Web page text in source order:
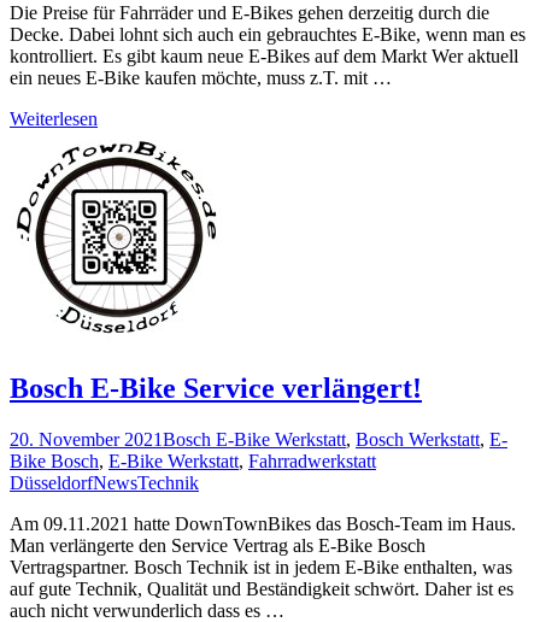
Die Preise für Fahrräder und E-Bikes gehen derzeitig durch die
Decke. Dabei lohnt sich auch ein gebrauchtes E-Bike, wenn man es
kontrolliert. Es gibt kaum neue E-Bikes auf dem Markt Wer aktuell
ein neues E-Bike kaufen möchte, muss z.T. mit …
Weiterlesen
Bosch E-Bike Service verlängert!
20. November 2021Bosch E-Bike Werkstatt, Bosch Werkstatt, E-
Bike Bosch, E-Bike Werkstatt, Fahrradwerkstatt
DüsseldorfNewsTechnik
Am 09.11.2021 hatte DownTownBikes das Bosch-Team im Haus.
Man verlängerte den Service Vertrag als E-Bike Bosch
Vertragspartner. Bosch Technik ist in jedem E-Bike enthalten, was
auf gute Technik, Qualität und Beständigkeit schwört. Daher ist es
auch nicht verwunderlich dass es …